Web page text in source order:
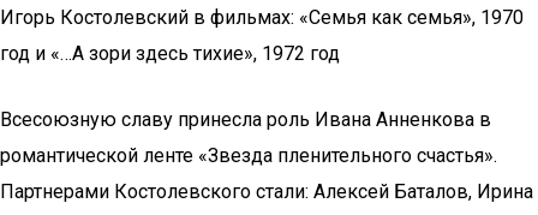
Игорь Костолевский в фильмах: «Семья как семья», 1970
год и «…А зори здесь тихие», 1972 год
Всесоюзную славу принесла роль Ивана Анненкова в
романтической ленте «Звезда пленительного счастья».
Партнерами Костолевского стали: Алексей Баталов, Ирина